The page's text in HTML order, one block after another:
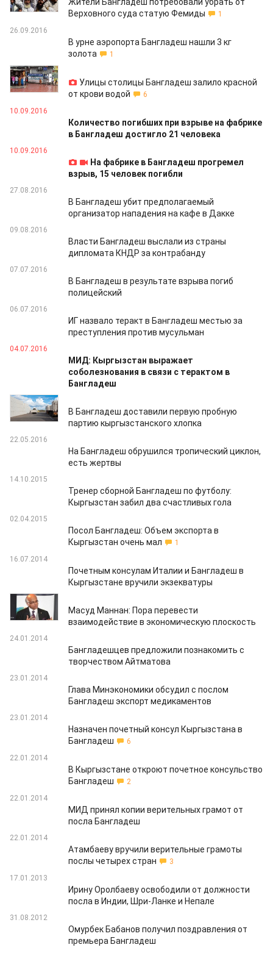
Верховного суда статую Фемиды
1
26.09.2016
В урне аэропорта Бангладеш нашли 3 кг
золота
1
15.09.2016
Улицы столицы Бангладеш залило красной
от крови водой
6
10.09.2016
Количество погибших при взрыве на фабрике
в Бангладеш достигло 21 человека
10.09.2016
На фабрике в Бангладеш прогремел
взрыв, 15 человек погибли
27.08.2016
В Бангладеш убит предполагаемый
организатор нападения на кафе в Дакке
09.08.2016
Власти Бангладеш выслали из страны
дипломата КНДР за контрабанду
07.07.2016
В Бангладеш в результате взрыва погиб
полицейский
06.07.2016
ИГ назвало теракт в Бангладеш местью за
преступления против мусульман
04.07.2016
МИД: Кыргызстан выражает
соболезнования в связи с терактом в
Бангладеш
25.05.2016
В Бангладеш доставили первую пробную
партию кыргызстанского хлопка
22.05.2016
На Бангладеш обрушился тропический циклон,
есть жертвы
14.10.2015
Тренер сборной Бангладеш по футболу:
Кыргызстан забил два счастливых гола
02.04.2015
Посол Бангладеш: Объем экспорта в
Кыргызстан очень мал
1
16.07.2014
Почетным консулам Италии и Бангладеш в
Кыргызстане вручили экзекватуры
12.02.2014
Масуд Маннан: Пора перевести
взаимодействие в экономическую плоскость
24.01.2014
Бангладешцев предложили познакомить с
творчеством Айтматова
23.01.2014
Глава Минэкономики обсудил с послом
Бангладеш экспорт медикаментов
23.01.2014
Назначен почетный консул Кыргызстана в
Бангладеш
6
22.01.2014
В Кыргызстане откроют почетное консульство
Бангладеш
2
22.01.2014
МИД принял копии верительных грамот от
посла Бангладеш
22.01.2014
Атамбаеву вручили верительные грамоты
послы четырех стран
3
17.01.2013
Ирину Оролбаеву освободили от должности
посла в Индии, Шри-Ланке и Непале
31.08.2012
Омурбек Бабанов получил поздравления от
премьера Бангладеш